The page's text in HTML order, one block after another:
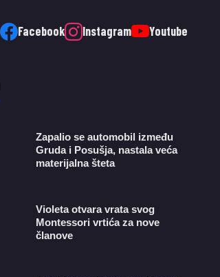
Facebook Instagram Youtube
Zapalio se automobil između
Gruda i Posušja, nastala veća
materijalna šteta
Violeta otvara vrata svog
Montessori vrtića za nove
članove